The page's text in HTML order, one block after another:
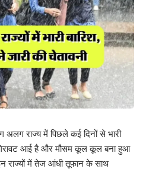
राज्य में पिछले कई दिनों से भारी
गिरावट आई है और मौसम कूल कूल बना हुआ
राज्यों में तेज आंधी तूफान के साथ